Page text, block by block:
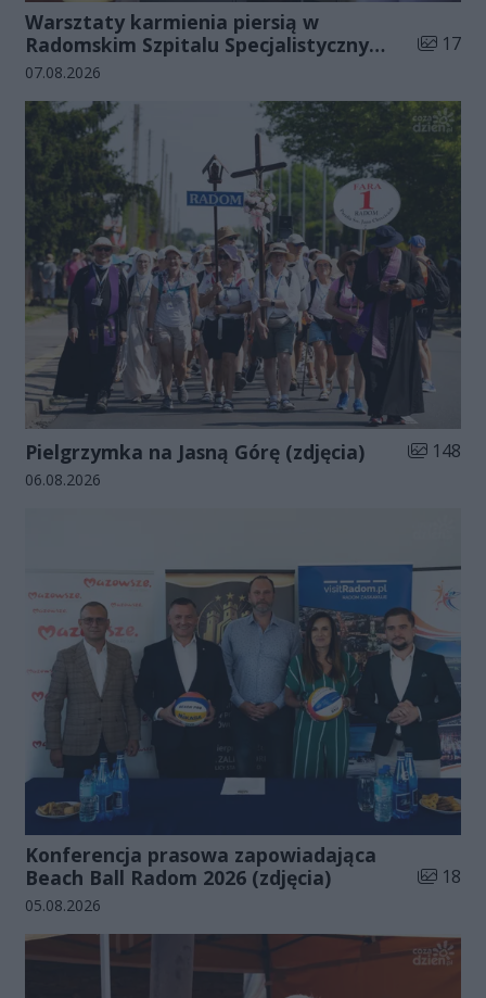
Warsztaty karmienia piersią w
Radomskim Szpitalu Specjalistycznym
(zdjęcia)
Liczba
17
Data dodania galerii:
07.08.2026
Pielgrzymka na Jasną Górę (zdjęcia) Liczba
148
Data dodania galerii:
06.08.2026
Konferencja prasowa zapowiadająca
Beach Ball Radom 2026 (zdjęcia)
Liczba
18
Data dodania galerii:
05.08.2026